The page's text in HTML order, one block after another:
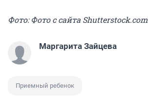
Фото: Фото с сайта Shutterstock.com
Маргарита Зайцева
Приемный ребенок